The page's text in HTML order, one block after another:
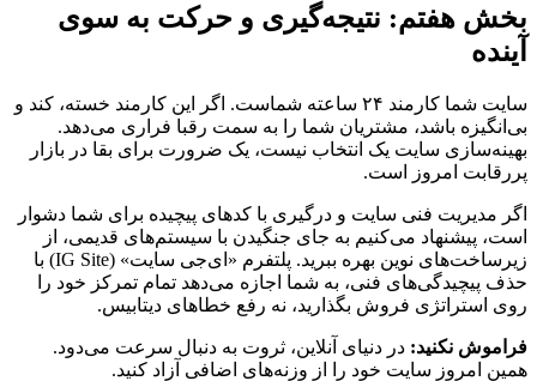
بخش هفتم: نتیجه‌گیری و حرکت به سوی
آینده
سایت شما کارمند ۲۴ ساعته شماست. اگر این کارمند خسته، کند و
بی‌انگیزه باشد، مشتریان شما را به سمت رقبا فراری می‌دهد.
بهینه‌سازی سایت یک انتخاب نیست، یک ضرورت برای بقا در بازار
پررقابت امروز است.
اگر مدیریت فنی سایت و درگیری با کدهای پیچیده برای شما دشوار
است، پیشنهاد می‌کنیم به جای جنگیدن با سیستم‌های قدیمی، از
زیرساخت‌های نوین بهره ببرید. پلتفرم «ای‌جی سایت» (IG Site) با
حذف پیچیدگی‌های فنی، به شما اجازه می‌دهد تمام تمرکز خود را
روی استراتژی فروش بگذارید، نه رفع خطاهای دیتابیس.
فراموش نکنید: در دنیای آنلاین، ثروت به دنبال سرعت می‌دود.
همین امروز سایت خود را از وزنه‌های اضافی آزاد کنید.